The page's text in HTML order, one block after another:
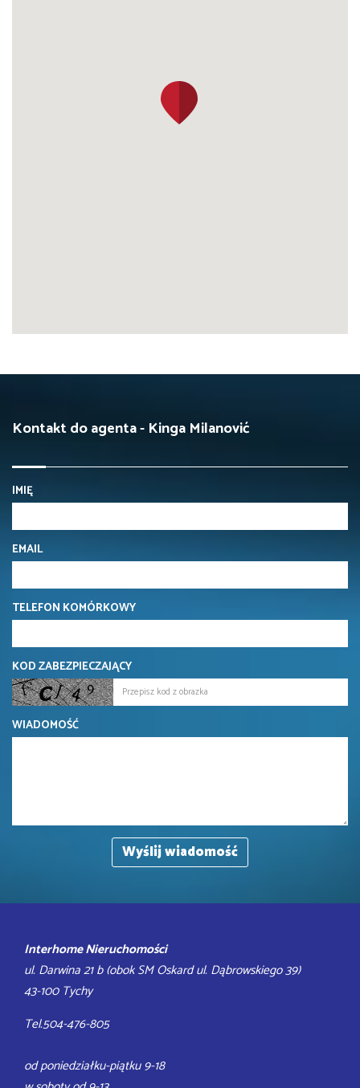
Kontakt do agenta - Kinga Milanović
IMIĘ
EMAIL
TELEFON KOMÓRKOWY
KOD ZABEZPIECZAJĄCY
WIADOMOŚĆ
Interhome Nieruchomości
ul. Darwina 21 b (obok SM Oskard ul. Dąbrowskiego 39)
43-100 Tychy
Tel.504-476-805
od poniedziałku-piątku 9-18